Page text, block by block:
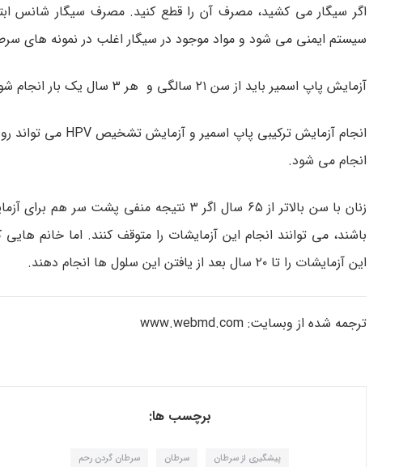
اگر سیگار می کشید، مصرف آن را قطع کنید. مصرف سیگار شانس
سیستم ایمنی می شود و مواد موجود در سیگار اغلب در نمونه های
آزمایش پاپ اسمیر باید از سن ۲۱ سالگی و هر ۳ سال یک بار انجام شود.
انجام می شود.
باشند، می توانند انجام این آزمایشات را متوقف کنند. اما خانم
این آزمایشات را تا ۲۰ سال بعد از یافتن این سلول ها انجام دهند.
ترجمه شده از وبسایت: www.webmd.com
برچسب ها:
پیشگیری از سرطان سرطان سرطان گردن رحم